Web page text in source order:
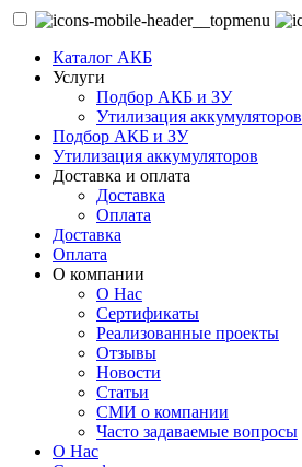
Каталог АКБ
Услуги
Подбор АКБ и ЗУ
Утилизация аккумуляторов
Подбор АКБ и ЗУ
Утилизация аккумуляторов
Доставка и оплата
Доставка
Оплата
Доставка
Оплата
О компании
О Нас
Сертификаты
Реализованные проекты
Отзывы
Новости
Статьи
СМИ о компании
Часто задаваемые вопросы
О Нас